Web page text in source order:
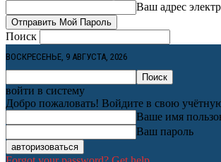
Ваш адрес
Поиск
ВОСКРЕСЕНЬЕ, 9 АВГУСТА, 2026
войти в систему
Добро пожаловать! Войдите в свою
Ваше имя
Ваш пароль